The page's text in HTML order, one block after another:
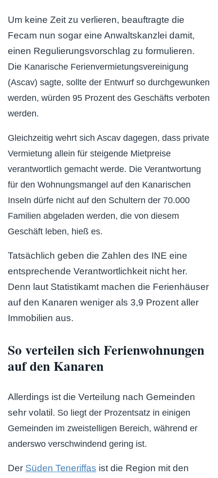
Um keine Zeit zu verlieren, beauftragte die
Fecam nun sogar eine Anwaltskanzlei damit,
einen Regulierungsvorschlag zu formulieren.
Die Kanarische Ferienvermietungsvereinigung
(Ascav) sagte, sollte der Entwurf so durchgewunken
werden, würden 95 Prozent des Geschäfts verboten
werden.
Gleichzeitig wehrt sich Ascav dagegen, dass private
Vermietung allein für steigende Mietpreise
verantwortlich gemacht werde. Die Verantwortung
für den Wohnungsmangel auf den Kanarischen
Inseln dürfe nicht auf den Schultern der 70.000
Familien abgeladen werden, die von diesem
Geschäft leben, hieß es.
Tatsächlich geben die Zahlen des INE eine
entsprechende Verantwortlichkeit nicht her.
Denn laut Statistikamt machen die Ferienhäuser
auf den Kanaren weniger als 3,9 Prozent aller
Immobilien aus.
So verteilen sich Ferienwohnungen
auf den Kanaren
Allerdings ist die Verteilung nach Gemeinden
sehr volatil. So liegt der Prozentsatz in einigen
Gemeinden im zweistelligen Bereich, während er
anderswo verschwindend gering ist.
Der Süden Teneriffas ist die Region mit den